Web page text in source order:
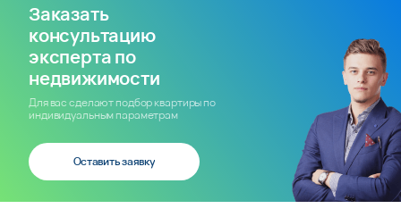
Заказать
консультацию
эксперта по
недвижимости
Для вас сделают подбор квартиры по
индивидуальным параметрам
Оставить заявку